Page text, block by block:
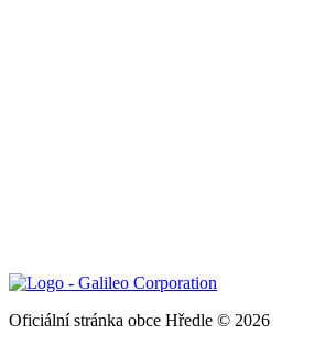
Oficiální stránka obce Hředle © 2026